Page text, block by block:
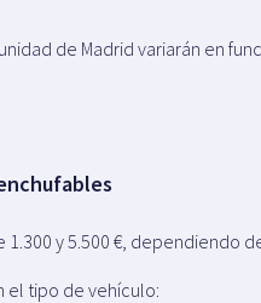
de Madrid variarán en
y 5.500 €, dependiendo
el tipo de vehículo: